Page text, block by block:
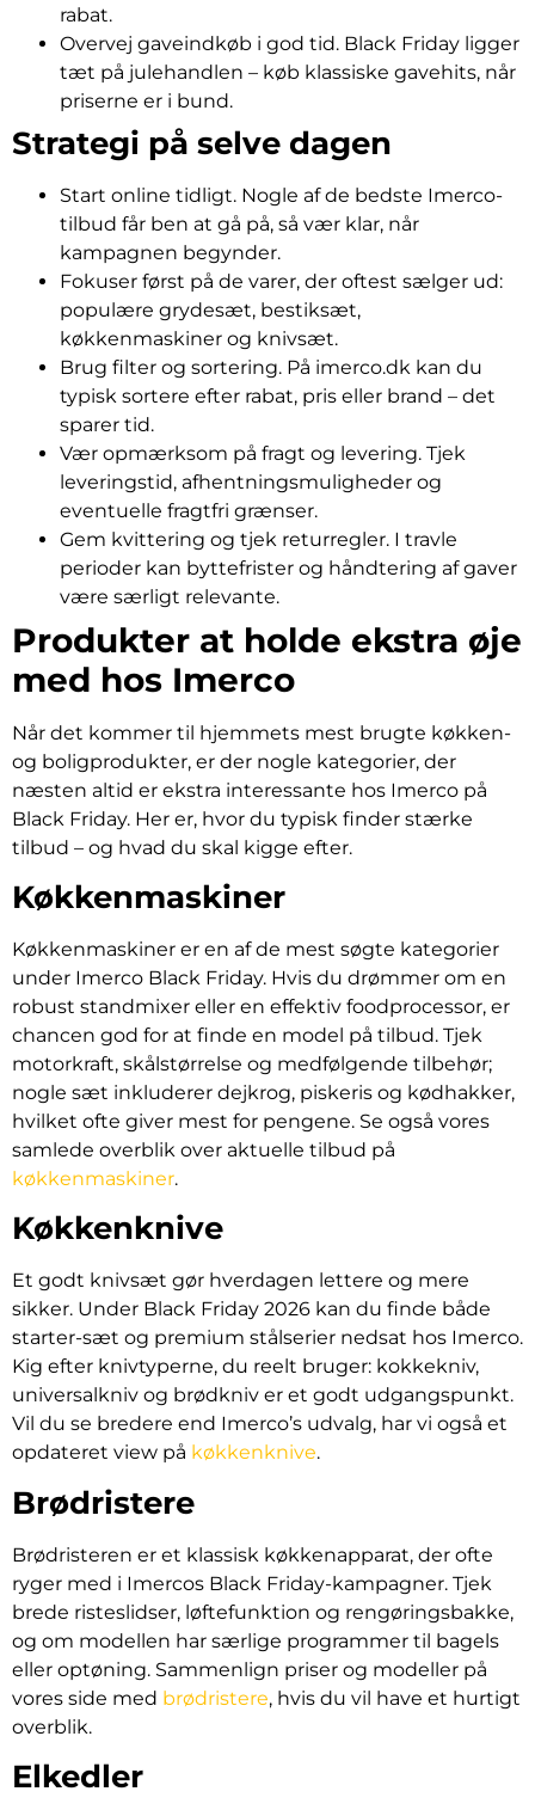
rabat.
Overvej gaveindkøb i god tid. Black Friday ligger
tæt på julehandlen – køb klassiske gavehits, når
priserne er i bund.
Strategi på selve dagen
Start online tidligt. Nogle af de bedste Imerco-
tilbud får ben at gå på, så vær klar, når
kampagnen begynder.
Fokuser først på de varer, der oftest sælger ud:
populære grydesæt, bestiksæt,
køkkenmaskiner og knivsæt.
Brug filter og sortering. På imerco.dk kan du
typisk sortere efter rabat, pris eller brand – det
sparer tid.
Vær opmærksom på fragt og levering. Tjek
leveringstid, afhentningsmuligheder og
eventuelle fragtfri grænser.
Gem kvittering og tjek returregler. I travle
perioder kan byttefrister og håndtering af gaver
være særligt relevante.
Produkter at holde ekstra øje
med hos Imerco
Når det kommer til hjemmets mest brugte køkken-
og boligprodukter, er der nogle kategorier, der
næsten altid er ekstra interessante hos Imerco på
Black Friday. Her er, hvor du typisk finder stærke
tilbud – og hvad du skal kigge efter.
Køkkenmaskiner
Køkkenmaskiner er en af de mest søgte kategorier
under Imerco Black Friday. Hvis du drømmer om en
robust standmixer eller en effektiv foodprocessor, er
chancen god for at finde en model på tilbud. Tjek
motorkraft, skålstørrelse og medfølgende tilbehør;
nogle sæt inkluderer dejkrog, piskeris og kødhakker,
hvilket ofte giver mest for pengene. Se også vores
samlede overblik over aktuelle tilbud på
køkkenmaskiner.
Køkkenknive
Et godt knivsæt gør hverdagen lettere og mere
sikker. Under Black Friday 2026 kan du finde både
starter-sæt og premium stålserier nedsat hos Imerco.
Kig efter knivtyperne, du reelt bruger: kokkekniv,
universalkniv og brødkniv er et godt udgangspunkt.
Vil du se bredere end Imerco’s udvalg, har vi også et
opdateret view på køkkenknive.
Brødristere
Brødristeren er et klassisk køkkenapparat, der ofte
ryger med i Imercos Black Friday-kampagner. Tjek
brede risteslidser, løftefunktion og rengøringsbakke,
og om modellen har særlige programmer til bagels
eller optøning. Sammenlign priser og modeller på
vores side med brødristere, hvis du vil have et hurtigt
overblik.
Elkedler